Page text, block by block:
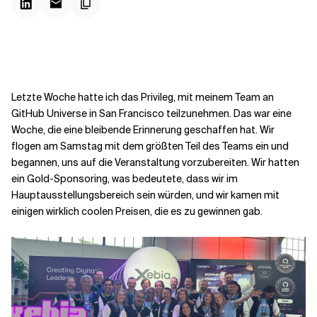
Letzte Woche hatte ich das Privileg, mit meinem Team an
GitHub Universe in San Francisco teilzunehmen. Das war eine
Woche, die eine bleibende Erinnerung geschaffen hat. Wir
flogen am Samstag mit dem größten Teil des Teams ein und
begannen, uns auf die Veranstaltung vorzubereiten. Wir hatten
ein Gold-Sponsoring, was bedeutete, dass wir im
Hauptausstellungsbereich sein würden, und wir kamen mit
einigen wirklich coolen Preisen, die es zu gewinnen gab.